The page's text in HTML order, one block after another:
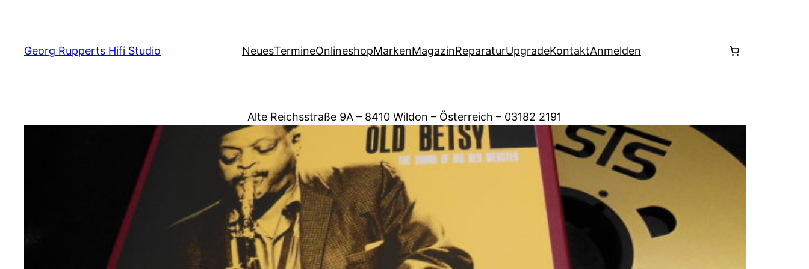
springen
Georg Rupperts Hifi Studio NeuesTermineOnlineshopMarkenMagazinReparaturUpgradeKontaktAnmelden
Alte Reichsstraße 9A – 8410 Wildon – Österreich – 03182 2191